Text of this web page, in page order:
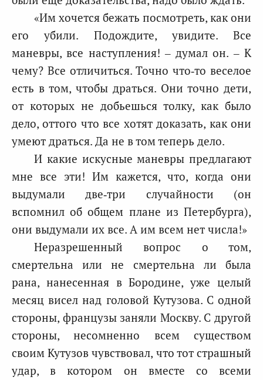
«Им хочется бежать посмотреть, как они
его убили. Подождите, увидите. Все
маневры, все наступления! – думал он. – К
чему? Все отличиться. Точно что‑то веселое
есть в том, чтобы драться. Они точно дети,
от которых не добьешься толку, как было
дело, оттого что все хотят доказать, как они
умеют драться. Да не в том теперь дело.
И какие искусные маневры предлагают
мне все эти! Им кажется, что, когда они
выдумали две‑три случайности (он
вспомнил об общем плане из Петербурга),
они выдумали их все. А им всем нет числа!»
Неразрешенный вопрос о том,
смертельна или не смертельна ли была
рана, нанесенная в Бородине, уже целый
месяц висел над головой Кутузова. С одной
стороны, французы заняли Москву. С другой
стороны, несомненно всем существом
своим Кутузов чувствовал, что тот страшный
удар, в котором он вместе со всеми